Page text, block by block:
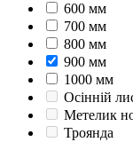
600 мм
700 мм
800 мм
900 мм
1000 мм
Осінній
Метелик
Троянда